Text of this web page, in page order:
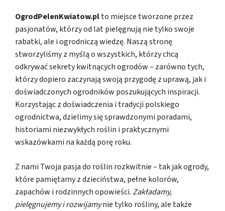
OgrodPelenKwiatow.plto miejsce tworzone przez
pasjonatów, którzy od lat pielęgnują nie tylko swoje
rabatki, ale i ogrodniczą wiedzę. Naszą stronę
stworzyliśmy z myślą o wszystkich, którzy chcą
odkrywać sekrety kwitnących ogrodów – zarówno tych,
którzy dopiero zaczynają swoją przygodę z uprawą, jak i
doświadczonych ogrodników poszukujących inspiracji.
Korzystając z doświadczenia i tradycji polskiego
ogrodnictwa, dzielimy się sprawdzonymi poradami,
historiami niezwykłych roślin i praktycznymi
wskazówkami na każdą porę roku.
Z nami Twoja pasja do roślin rozkwitnie – tak jak ogrody,
które pamiętamy z dzieciństwa, pełne kolorów,
zapachów i rodzinnych opowieści.Zakładamy,
pielęgnujemy i rozwijamynie tylko rośliny, ale także